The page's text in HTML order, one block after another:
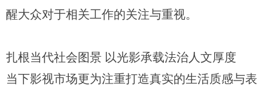
醒大众对于相关工作的关注与重视。
扎根当代社会图景 以光影承载法治人文厚度
当下影视市场更为注重打造真实的生活质感与表